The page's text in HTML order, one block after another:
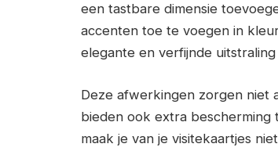
een tastbare dimensie
accenten toe te voegen in
elegante en verfijnde
Deze afwerkingen zorgen niet
bieden ook extra bescherming
maak je van je visitekaartjes